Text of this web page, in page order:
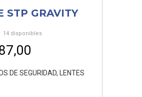
STP GRAVITY
14 disponibles
DE SEGURIDAD, LENTES